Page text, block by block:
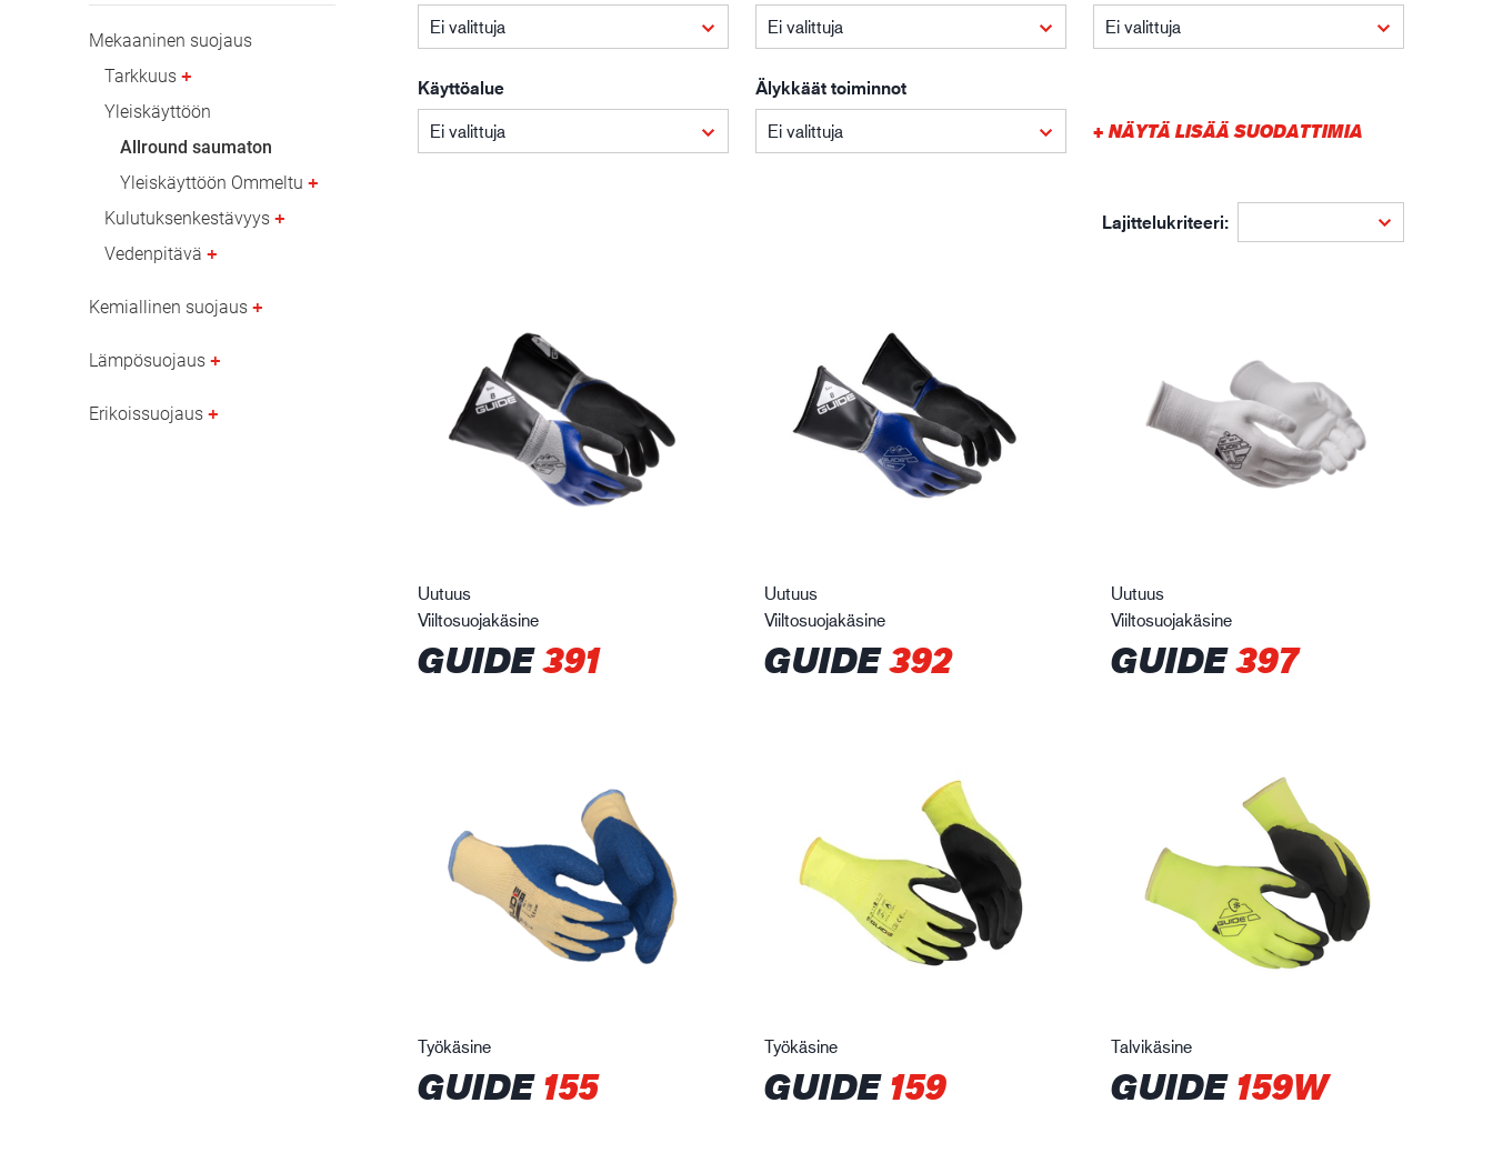
Rakentaminen ja
rakennusteollisuus
Logistiikka
Mekaaninen suojaus
Tarkkuus
Yleiskäyttöön
Allround saumaton
Yleiskäyttöön Ommeltu
Kulutuksenkestävyys
Vedenpitävä
Kemiallinen suojaus
Lämpösuojaus
Erikoissuojaus
Ei valittuja Ei valittuja Ei valittuja
Käyttöalue
Ei valittuja
Älykkäät toiminnot
Ei valittuja + NÄYTÄ LISÄÄ SUODATTIMIA
Lajittelukriteeri:
Uutuus
Viiltosuojakäsine
GUIDE391
Uutuus
Viiltosuojakäsine
GUIDE392
Uutuus
Viiltosuojakäsine
GUIDE397
Työkäsine
GUIDE155
Työkäsine
GUIDE159
Talvikäsine
GUIDE159W